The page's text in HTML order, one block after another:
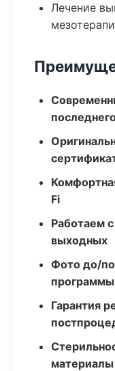
Лечение
Fi
Работаем
выходных
Фото до/
программы
Гарантия
материалы